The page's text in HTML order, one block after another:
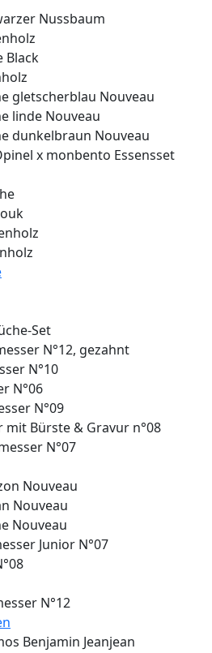
Nussbaum
Black
gletscherblau Nouveau
linde Nouveau
dunkelbraun Nouveau
x monbento Essensset
Set
N°12, gezahnt
N°10
N°06
N°09
mit Bürste & Gravur n°08
N°07
Nouveau
Nouveau
Nouveau
Junior N°07
N°12
Benjamin Jeanjean